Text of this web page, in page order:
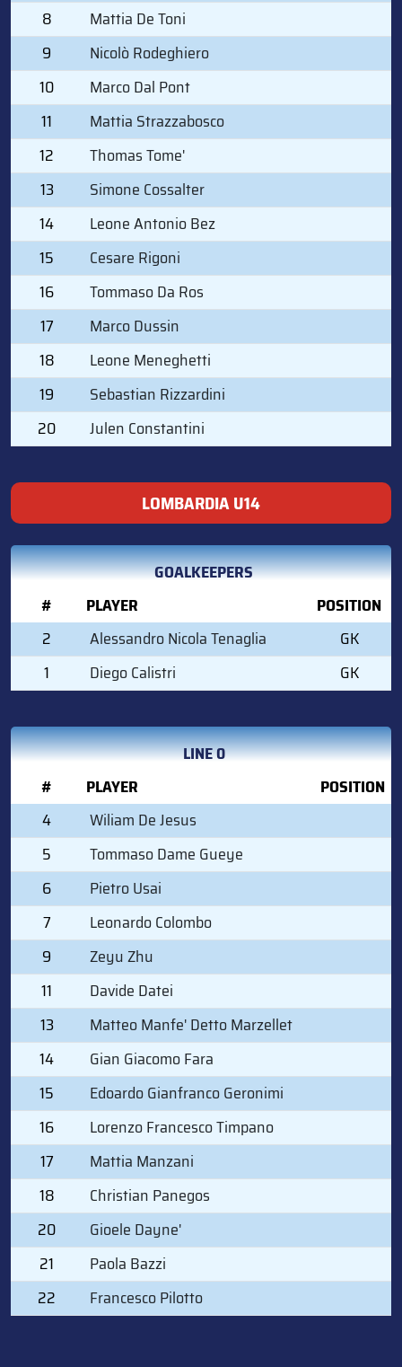
8
Mattia De Toni
9
Nicolò Rodeghiero
10
Marco Dal Pont
11
Mattia Strazzabosco
12
Thomas Tome'
13
Simone Cossalter
14
Leone Antonio Bez
15
Cesare Rigoni
16
Tommaso Da Ros
17
Marco Dussin
18
Leone Meneghetti
19
Sebastian Rizzardini
20
Julen Constantini
LOMBARDIA U14
GOALKEEPERS
#
PLAYER
POSITION
2
Alessandro Nicola Tenaglia
GK
1
Diego Calistri GK
LINE 0
#
PLAYER
POSITION
4
Wiliam De Jesus
5
Tommaso Dame Gueye
6
Pietro Usai
7
Leonardo Colombo
9
Zeyu Zhu
11
Davide Datei
13
Matteo Manfe' Detto Marzellet
14
Gian Giacomo Fara
15
Edoardo Gianfranco Geronimi
16
Lorenzo Francesco Timpano
17
Mattia Manzani
18
Christian Panegos
20
Gioele Dayne'
21
Paola Bazzi
22
Francesco Pilotto